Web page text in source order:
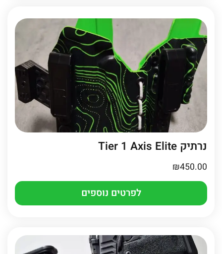
נרתיק Tier 1 Axis Elite
₪450.00
לפרטים נוספים